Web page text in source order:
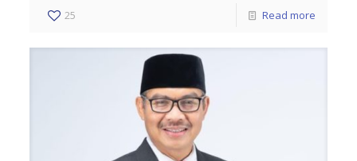
25 Read more